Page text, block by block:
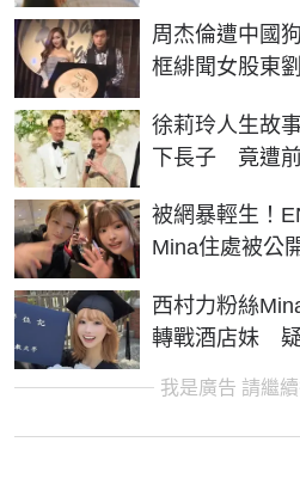
周杰倫遭中國
框緋聞女股東
徐莉玲人生故
下長子 竟遭
被網暴輕生！
Mina住處被公
西村力粉絲
轉戰酒店妹
我是廣告 請繼